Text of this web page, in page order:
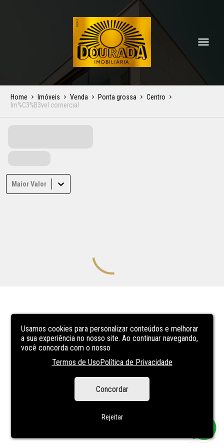
Usamos cookies para personalizar conteúdos e melhorar
a sua experiência no nosso site. Ao continuar navegando,
você concorda com o nosso
Termos de UsoPolítica de Privacidade
Concordar
Rejeitar
Home Imóveis Venda Ponta grossa
Centro
Im%C3%B3vel comercial
Maior Valor